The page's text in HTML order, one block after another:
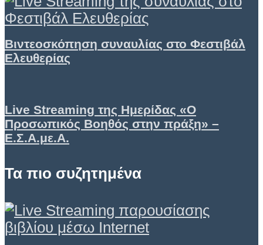
Βιντεοσκόπηση συναυλίας στο Φεστιβάλ
Ελευθερίας
Live Streaming της Ημερίδας «Ο
Προσωπικός Βοηθός στην πράξη» –
Ε.Σ.Α.με.Α.
Τα πιο συζητημένα